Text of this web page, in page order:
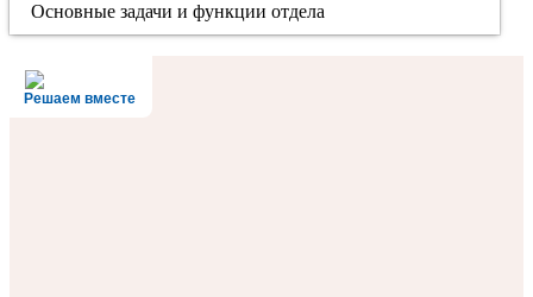
Основные задачи и функции отдела
Решаем вместе